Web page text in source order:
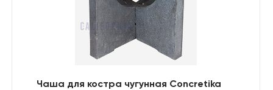
Чаша для костра чугунная Concretika